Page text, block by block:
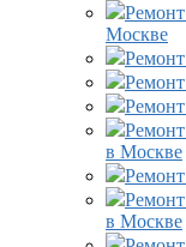
Москве
в Москве
в Москве